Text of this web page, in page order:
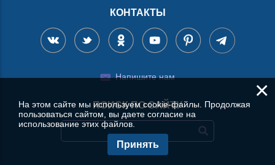
КОНТАКТЫ
Напишите нам
ПОИСК ПО САЙТУ
×
На этом сайте мы используем cookie-файлы. Продолжая
пользоваться сайтом, вы даете согласие на
использование этих файлов.
Принять